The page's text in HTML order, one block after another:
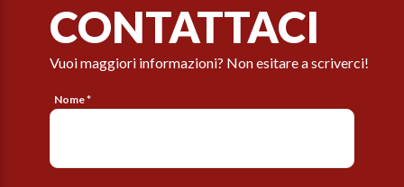
CONTATTACI
Vuoi maggiori informazioni? Non esitare a scriverci!
Nome *